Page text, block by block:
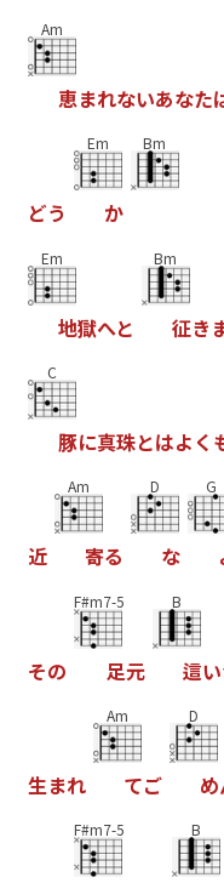
Am
恵まれないあなた
どう
Em
か
Bm
Em
地獄へと
Bm
征き
C
豚に真珠とはよ く
近
Am
寄る
D
な
G
その
F#m7-5
足元
B
這い
生まれ
Am
てご
D
め
F#m7-5 B